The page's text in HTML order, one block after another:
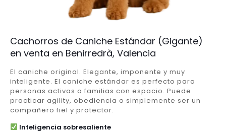
Cachorros de Caniche Estándar (Gigante)
en venta en Benirredrà, Valencia
El caniche original. Elegante, imponente y muy
inteligente. El caniche estándar es perfecto para
personas activas o familias con espacio. Puede
practicar agility, obediencia o simplemente ser un
compañero fiel y protector.
Inteligencia sobresaliente